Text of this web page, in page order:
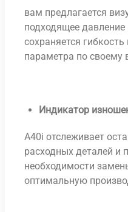
вам предлагается
подходящее давление
сохраняется гибкость
параметра по своему
Индикатор
A40i отслеживает
расходных деталей и
необходимости
оптимальную